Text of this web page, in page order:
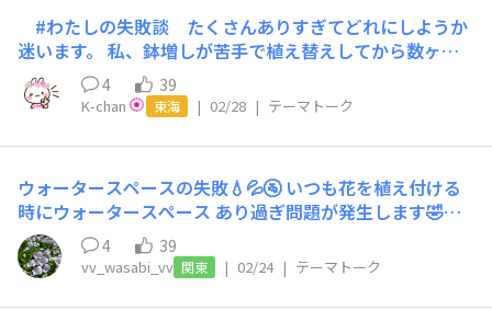
○ﾍﾟｺｯ2020年の3月から家庭菜園を初めて気づいたら6年
目になりましたが中身は気持ちずっと初心者のままなので
キックオフミーティングを先程見まして（私がアンバサダ
ーで大丈夫そ？）となりました😊ｺﾜｲ!!ｺﾜｽｷﾞﾙ!!!枯らない
なのでプランター買ってこよ…🤔家に空いてるプランター
あった気もする...まだ緊張してますが楽しみたい！！((((
'-' ))))2026年第5期、よろしくお願いします！‍＼＼＼ꐕꐕꐕ
／／／
#わたしの失敗談 たくさんありすぎてどれにしようか
迷います。 私、鉢増しが苦手で植え替えしてから数ヶ月
で お花ダメにしちゃいます。 上手くいく時もありますが
ダメにする方が多くて 鉢増し怖くてなかなかできませ
ん。 温度や雑菌などが原因なのかな？ 根が上手く育たな
いようです。 それに 植え替えるタイミングがよくわかり
🌸 夏越しして冬越ししました。 このままの鉢で育てるに
は小さすぎるので植え替えしたいけどダメになるの怖くて
できずにいます。 葉も茎もヒョロヒョロしているので植
え替えした方が いいと思うんだけど… ダメモトでやって
4 39
K-chan 東海 | 02/28 | テーマトーク
ウォータースペースの失敗💧💦🚰 いつも花を植え付ける
時にウォータースペース あり過ぎ問題が発生します🤣
元々、家庭菜園をしていたので土寄せをするために ウォ
ータースペースを多くとる方法をしていたからかなーとꉂ
🤣𐤔 これで花たちが枯れたことはありませんが、 見栄えの
問題で（あ、失敗した( ˟ ⌑ ˟ )野菜じゃない） みたいなこ
4 39
vv_wasabi_vv 関東 | 02/24 | テーマトーク